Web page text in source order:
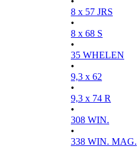
8 x 57 JRS
•
8 x 68 S
•
35 WHELEN
•
9,3 x 62
•
9,3 x 74 R
•
308 WIN.
•
338 WIN. MAG.